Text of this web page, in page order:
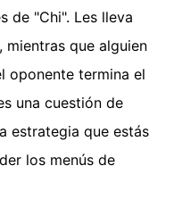
de "Chi". Les lleva
que alguien
oponente termina el
una cuestión de
estrategia que estás
los menús de